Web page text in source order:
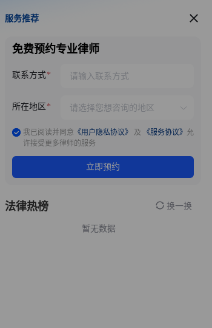
服务推荐
服务推荐
免费预约专业律师
联系方式
所在地区
我已阅读并同意 《用户隐私协议》 及 《服务协议》 允
许接受更多律师的服务
立即预约
法律热榜 换一换
暂无数据